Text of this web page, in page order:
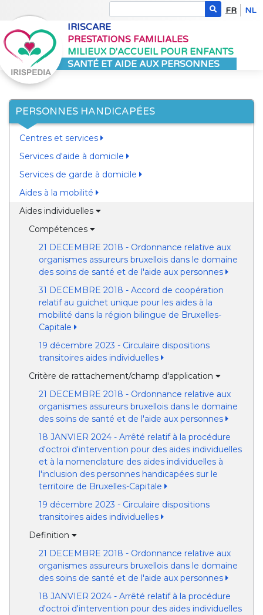
FR NL
IRISCARE
PRESTATIONS FAMILIALES
MILIEUX D'ACCUEIL POUR ENFANTS
SANTÉ ET AIDE AUX PERSONNES
PERSONNES HANDICAPÉES
Centres et services
Services d'aide à domicile
Services de garde à domicile
Aides à la mobilité
Aides individuelles
Compétences
21 DECEMBRE 2018 - Ordonnance relative aux
organismes assureurs bruxellois dans le domaine
des soins de santé et de l'aide aux personnes
31 DECEMBRE 2018 - Accord de coopération
relatif au guichet unique pour les aides à la
mobilité dans la région bilingue de Bruxelles-
Capitale
19 décembre 2023 - Circulaire dispositions
transitoires aides individuelles
Critère de rattachement/champ d'application
21 DECEMBRE 2018 - Ordonnance relative aux
organismes assureurs bruxellois dans le domaine
des soins de santé et de l'aide aux personnes
18 JANVIER 2024 - Arrêté relatif à la procédure
d'octroi d'intervention pour des aides individuelles
et à la nomenclature des aides individuelles à
l'inclusion des personnes handicapées sur le
territoire de Bruxelles-Capitale
19 décembre 2023 - Circulaire dispositions
transitoires aides individuelles
Definition
21 DECEMBRE 2018 - Ordonnance relative aux
organismes assureurs bruxellois dans le domaine
des soins de santé et de l'aide aux personnes
18 JANVIER 2024 - Arrêté relatif à la procédure
d'octroi d'intervention pour des aides individuelles